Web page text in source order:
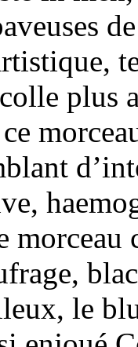
plus
le